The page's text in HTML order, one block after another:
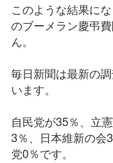
このような結果に
のブーメラン慶弔
ん。
毎日新聞は最新の
います。
自民党が35％、立
3％、日本維新の会
党0％です。